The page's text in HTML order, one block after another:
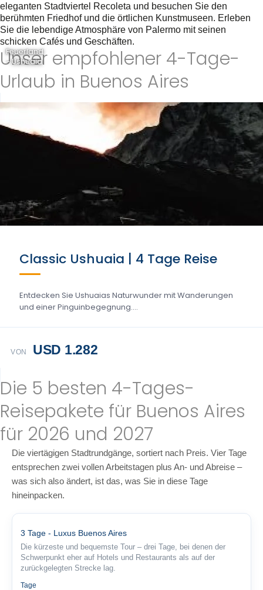
eleganten Stadtviertel Recoleta und besuchen Sie den
berühmten Friedhof und die örtlichen Kunstmuseen. Erleben
Sie die lebendige Atmosphäre von Palermo mit seinen
schicken Cafés und Geschäften.
Unser empfohlener 4-Tage-
Urlaub in Buenos Aires
Feuerland
- Ushuaia
Classic Ushuaia | 4 Tage Reise
Entdecken Sie Ushuaias Naturwunder mit Wanderungen
und einer Pinguinbegegnung....
VON USD 1.282
Die 5 besten 4-Tages-
Reisepakete für Buenos Aires
für 2026 und 2027
Die viertägigen Stadtrundgänge, sortiert nach Preis. Vier Tage
entsprechen zwei vollen Arbeitstagen plus An- und Abreise –
was sich also ändert, ist das, was Sie in diese Tage
hineinpacken.
3 Tage - Luxus Buenos Aires
Die kürzeste und bequemste Tour – drei Tage, bei denen der
Schwerpunkt eher auf Hotels und Restaurants als auf der
zurückgelegten Strecke lag.
Tage